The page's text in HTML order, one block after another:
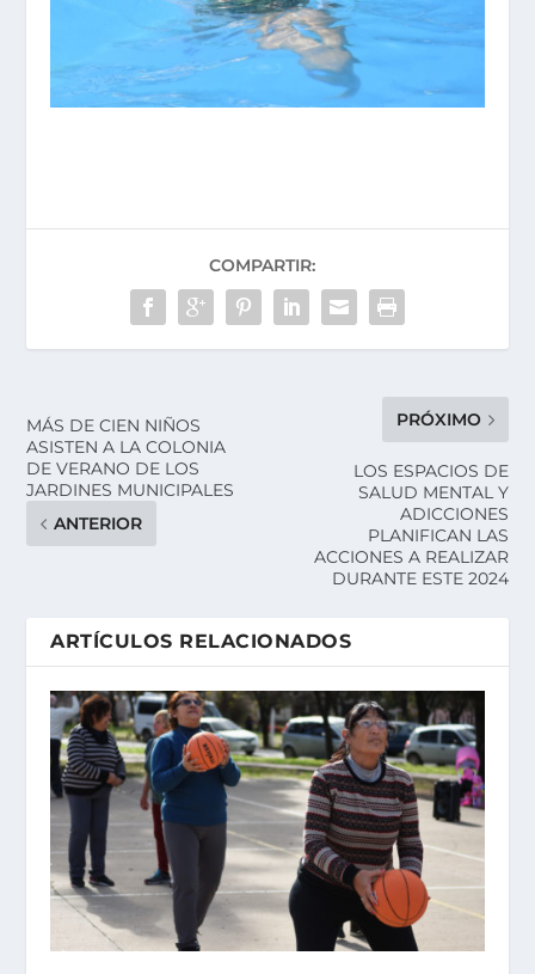
COMPARTIR:
MÁS DE CIEN NIÑOS
ASISTEN A LA COLONIA
DE VERANO DE LOS
JARDINES MUNICIPALES
ANTERIOR
PRÓXIMO
LOS ESPACIOS DE
SALUD MENTAL Y
ADICCIONES
PLANIFICAN LAS
ACCIONES A REALIZAR
DURANTE ESTE 2024
ARTÍCULOS RELACIONADOS